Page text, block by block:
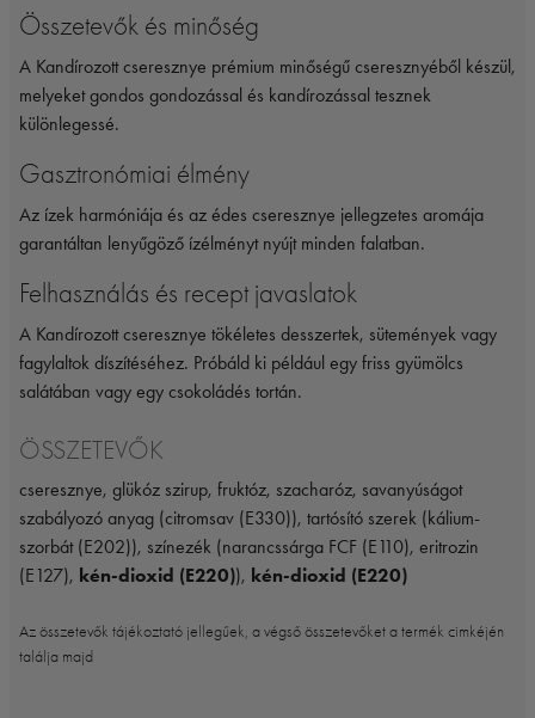
Összetevők és minőség
A Kandírozott cseresznye prémium minőségű cseresznyéből készül,
melyeket gondos gondozással és kandírozással tesznek
különlegessé.
Gasztronómiai élmény
Az ízek harmóniája és az édes cseresznye jellegzetes aromája
garantáltan lenyűgöző ízélményt nyújt minden falatban.
Felhasználás és recept javaslatok
A Kandírozott cseresznye tökéletes desszertek, sütemények vagy
fagylaltok díszítéséhez. Próbáld ki például egy friss gyümölcs
salátában vagy egy csokoládés tortán.
ÖSSZETEVŐK
cseresznye, glükóz szirup, fruktóz, szacharóz, savanyúságot
szabályozó anyag (citromsav (E330)), tartósító szerek (kálium-
szorbát (E202)), színezék (narancssárga FCF (E110), eritrozin
(E127), kén-dioxid (E220)), kén-dioxid (E220)
Az összetevők tájékoztató jellegűek, a végső összetevőket a termék cimkéjén
találja majd